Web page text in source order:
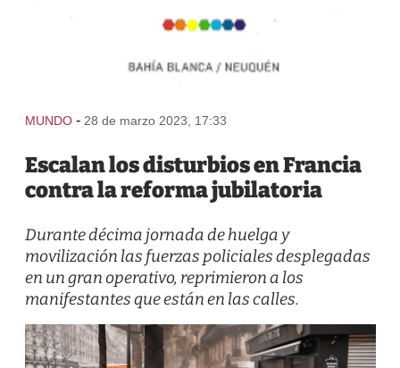
MUNDO - 28 de marzo 2023, 17:33
Escalan los disturbios en Francia
contra la reforma jubilatoria
Durante décima jornada de huelga y
movilización las fuerzas policiales desplegadas
en un gran operativo, reprimieron a los
manifestantes que están en las calles.